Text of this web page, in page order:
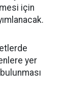
için
yer